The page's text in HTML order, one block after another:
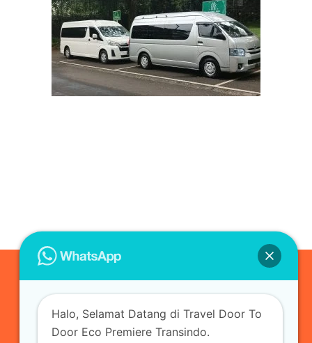
admin@ecopremieretransindo.com
Halo, Selamat Datang di Travel Door To
Door Eco Premiere Transindo.